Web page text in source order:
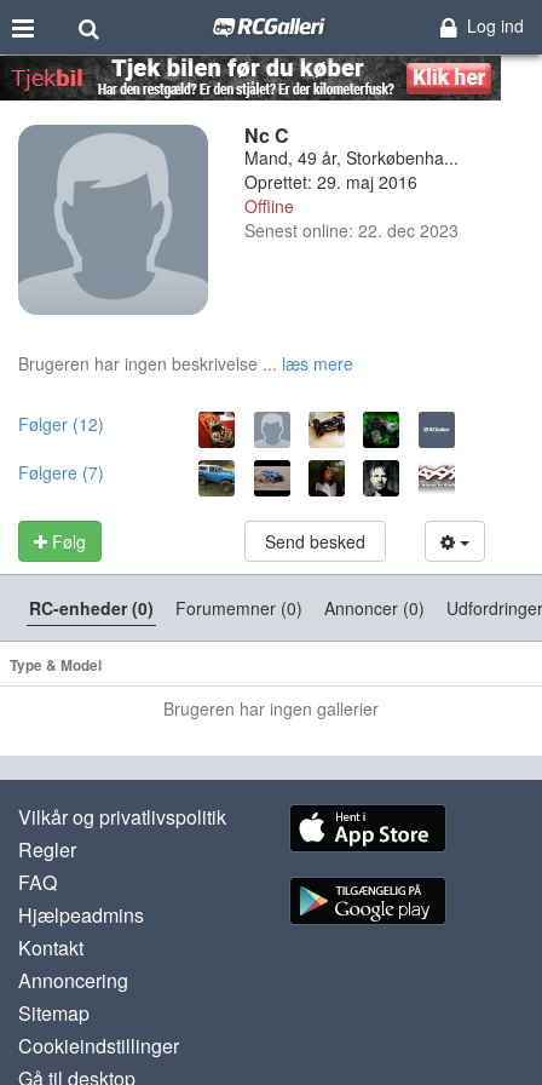
Log ind
Nc C
Mand, 49 år, Storkøbenha...
Oprettet: 29. maj 2016
Offline
Senest online: 22. dec 2023
Brugeren har ingen beskrivelse ... læs mere
Følger (12)
Følgere (7)
Følg Send besked
RC-enheder (0) Forumemner (0) Annoncer (0)
Type & Model
Brugeren har ingen gallerier
Vilkår og privatlivspolitik
Regler
FAQ
Hjælpeadmins
Kontakt
Annoncering
Sitemap
Cookieindstillinger
Gå til desktop